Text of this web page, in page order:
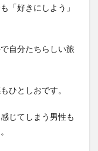
「好きにしよう」
自分たちらしい旅
ひとしおです。
じてしまう男性も